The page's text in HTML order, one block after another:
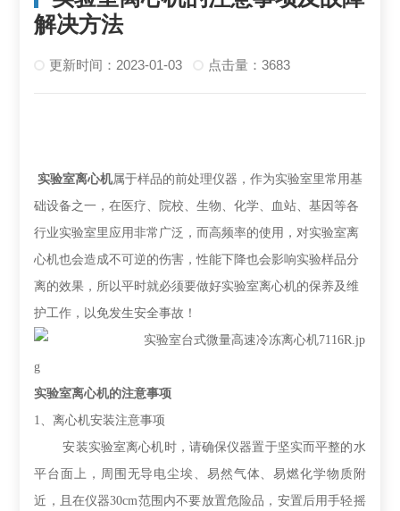
解决方法
更新时间：2023-01-03 点击量：3683
实验室离心机属于样品的前处理仪器，作为实验室里常用基
础设备之一，在医疗、院校、生物、化学、血站、基因等各
行业实验室里应用非常广泛，而高频率的使用，对实验室离
心机也会造成不可逆的伤害，性能下降也会影响实验样品分
离的效果，所以平时就必须要做好实验室离心机的保养及维
护工作，以免发生安全事故！
实验室离心机的注意事项
1、离心机安装注意事项
安装实验室离心机时，请确保仪器置于坚实而平整的水
平台面上，周围无导电尘埃、易然气体、易燃化学物质附
近，且在仪器30cm范围内不要放置危险品，安置后用手轻摇